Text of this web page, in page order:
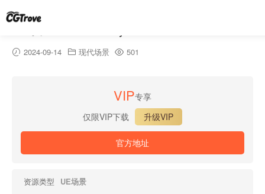
2024-09-14 现代场景 501
VIP专享
仅限VIP下载
升级VIP
官方地址
资源类型
UE场景